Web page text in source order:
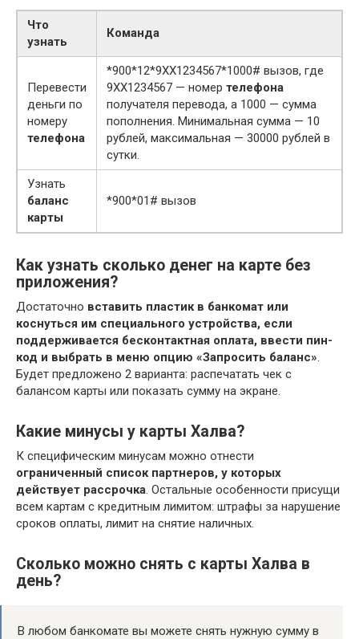
Что
узнать
Команда
Перевести
деньги по
номеру
телефона
*900*12*9ХХ1234567*1000# вызов, где
9ХХ1234567 — номер телефона
получателя перевода, а 1000 — сумма
пополнения. Минимальная сумма — 10
рублей, максимальная — 30000 рублей в
сутки.
Узнать
баланс
карты
*900*01# вызов
Как узнать сколько денег на карте без
приложения?
Достаточно вставить пластик в банкомат или
коснуться им специального устройства, если
поддерживается бесконтактная оплата, ввести пин-
код и выбрать в меню опцию «Запросить баланс».
Будет предложено 2 варианта: распечатать чек с
балансом карты или показать сумму на экране.
Какие минусы у карты Халва?
К специфическим минусам можно отнести
ограниченный список партнеров, у которых
действует рассрочка. Остальные особенности присущи
всем картам с кредитным лимитом: штрафы за нарушение
сроков оплаты, лимит на снятие наличных.
Сколько можно снять с карты Халва в
день?
В любом банкомате вы можете снять нужную сумму в